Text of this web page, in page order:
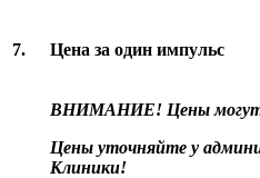
7. Цена за один импульс
ВНИМАНИЕ! Цены могут
Цены уточняйте у
Клиники!